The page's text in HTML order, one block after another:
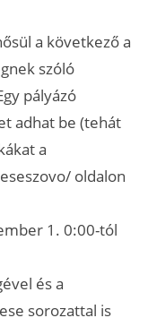
a következő a
szóló
pályázó
adhat be (tehát
a
oldalon
1. 0:00-tól
és a
sorozattal is